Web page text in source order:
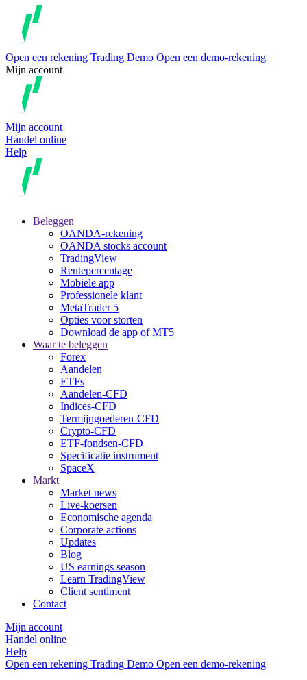
Open een rekening Trading Demo Open een demo-rekening
Mijn account
Mijn account
Handel online
Help
Beleggen
OANDA-rekening
OANDA stocks account
TradingView
Rentepercentage
Mobiele app
Professionele klant
MetaTrader 5
Opties voor storten
Download de app of MT5
Waar te beleggen
Forex
Aandelen
ETFs
Aandelen-CFD
Indices-CFD
Termijngoederen-CFD
Crypto-CFD
ETF-fondsen-CFD
Specificatie instrument
SpaceX
Markt
Market news
Live-koersen
Economische agenda
Corporate actions
Updates
Blog
US earnings season
Learn TradingView
Client sentiment
Contact
Mijn account
Handel online
Help
Open een rekening Trading Demo Open een demo-rekening